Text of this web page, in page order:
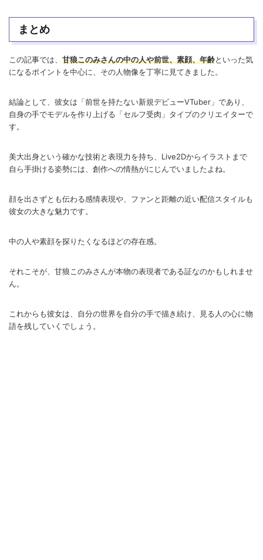
まとめ
この記事では、 甘狼このみさんの中の人や前世、素顔、年齢といった気
になるポイントを中心に、その人物像を丁寧に見てきました。
結論として、彼女は「前世を持たない新規デビューVTuber」であり、
自身の手でモデルを作り上げる「セルフ受肉」タイプのクリエイターで
す。
美大出身という確かな技術と表現力を持ち、Live2Dからイラストまで
自ら手掛ける姿勢には、創作への情熱がにじんでいましたよね。
顔を出さずとも伝わる感情表現や、ファンと距離の近い配信スタイルも
彼女の大きな魅力です。
中の人や素顔を探りたくなるほどの存在感。
それこそが、甘狼このみさんが本物の表現者である証なのかもしれませ
ん。
これからも彼女は、自分の世界を自分の手で描き続け、見る人の心に物
語を残していくでしょう。